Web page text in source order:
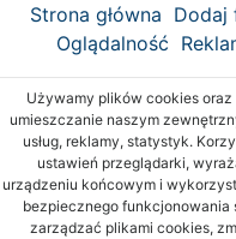
Strona główna Dodaj
Oglądalność
Używamy plików cookies
umieszczanie naszym
usług, reklamy, statystyk.
ustawień przeglądarki,
urządzeniu końcowym i
bezpiecznego funkcjonowania
zarządzać plikami cookies,